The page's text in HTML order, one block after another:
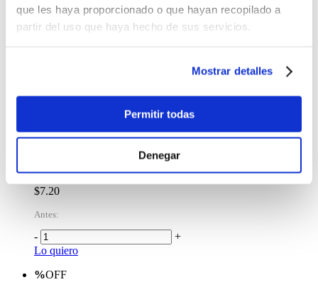
que les haya proporcionado o que hayan recopilado a
partir del uso que haya hecho de sus servicios.
Mostrar detalles
Permitir todas
Denegar
%OFF
Cartuchera Minecraft Azul
%OFF
$7.20
Antes:
-
+
Lo quiero
%OFF